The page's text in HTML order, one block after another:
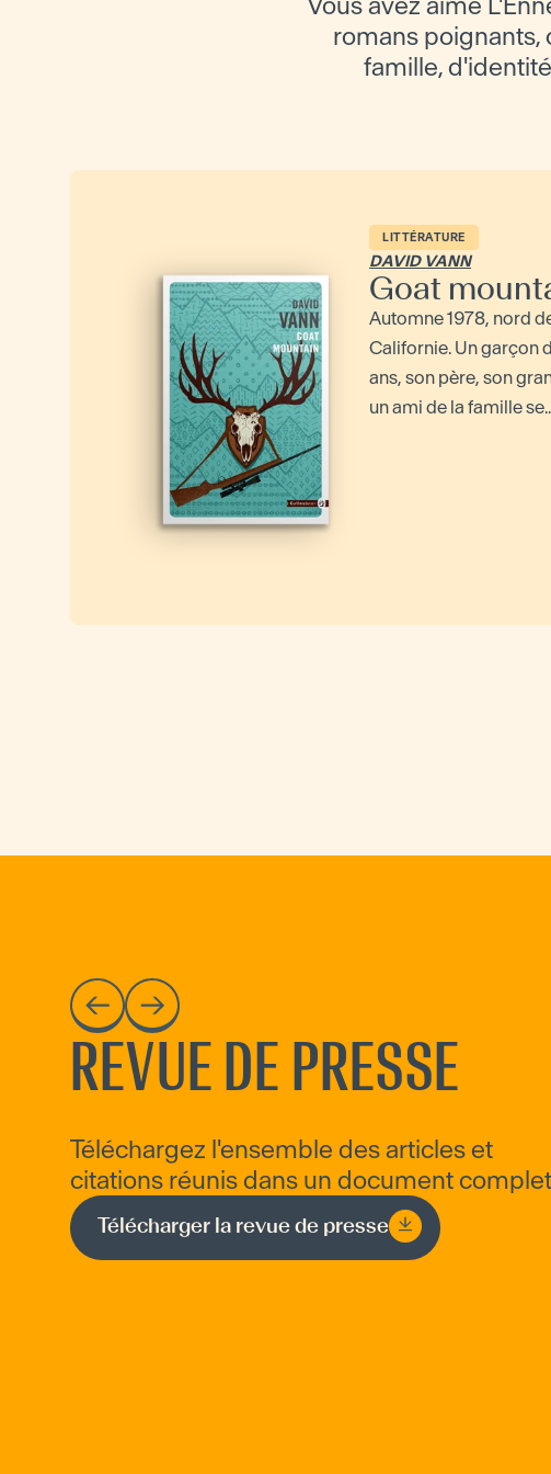
romans poignants,
famille,
LITTÉRATURE
DAVID VANN
Goat
Automne 1978, nord
Californie. Un garçon
ans, son père, son
un ami de la famille
REVUE DE PRESSE
Téléchargez l'ensemble des articles et
citations réunis dans un document
Télécharger la revue de presse